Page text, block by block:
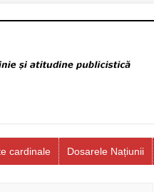
cardinale Dosarele Națiunii